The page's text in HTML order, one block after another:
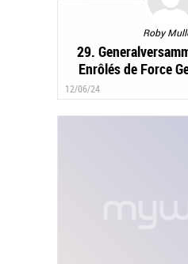
Roby
29.
Enrôlés de Force
12/06/24